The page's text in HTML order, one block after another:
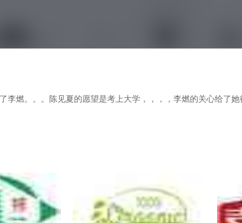
。。。陈见夏的愿望是考上大学，，，，李燃的关心给